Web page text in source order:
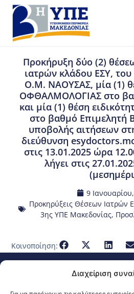
Διαχείριση
Προκήρυξη δύο (2)
ιατρών κλάδου ΕΣΥ,
Ο.Μ. ΝΑΟΥΣΑΣ, μία (1)
ΟΦΘΑΛΜΟΛΟΓΙΑΣ στο
και μία (1) θέση
στο βαθμό Επιμελητή
υποβολής αιτήσεων
διεύθυνση
στις 13.01.2025 ώρα
λήγει στις
9
Προκηρύξεις Θέσεων Ιατρών
3ης ΥΠΕ Μακεδονίας,
Κοινοποίηση:
@2026 3ype.gr All
Πολιτική Προστασίας
Θεσσαλονίκη, Ελλάδα
Τηλ: